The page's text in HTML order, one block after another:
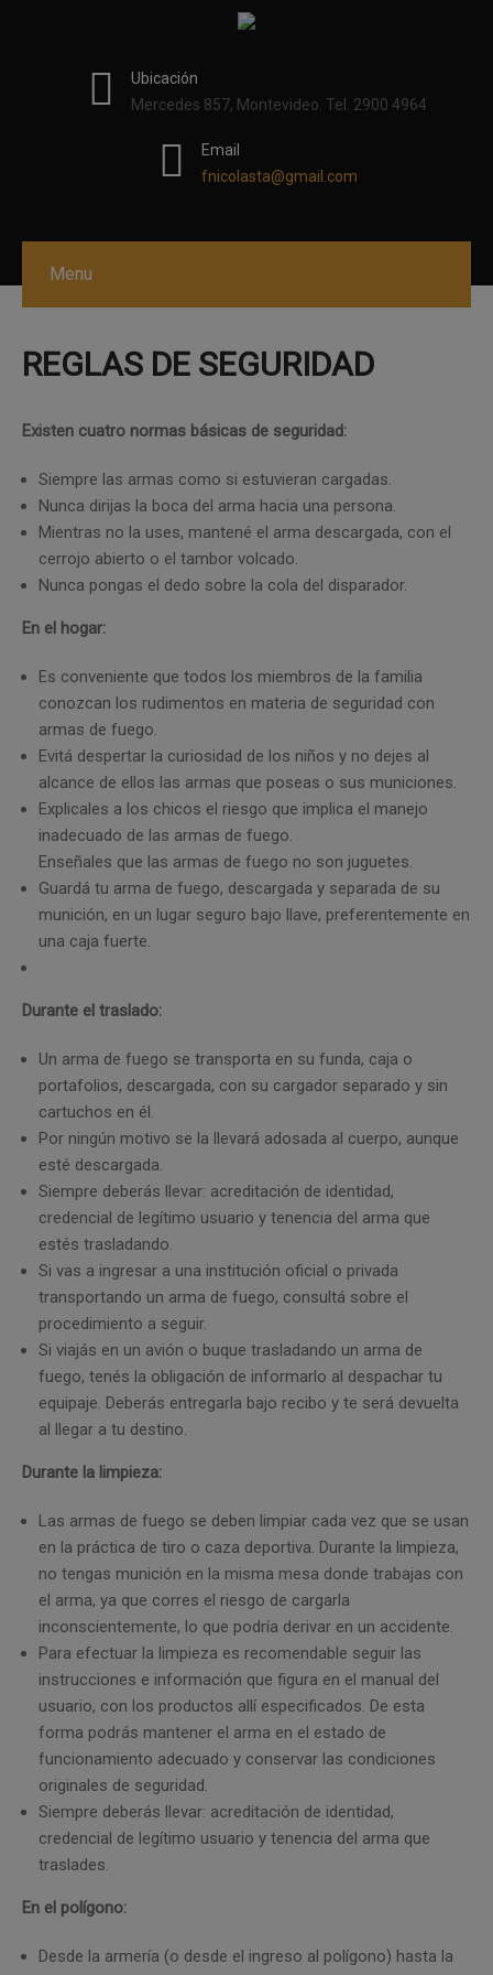
Ubicación
Mercedes 857, Montevideo. Tel. 2900 4964
Email
fnicolasta@gmail.com
Menu
REGLAS DE SEGURIDAD
Existen cuatro normas básicas de seguridad:
Siempre las armas como si estuvieran cargadas.
Nunca dirijas la boca del arma hacia una persona.
Mientras no la uses, mantené el arma descargada, con el
cerrojo abierto o el tambor volcado.
Nunca pongas el dedo sobre la cola del disparador.
En el hogar:
Es conveniente que todos los miembros de la familia
conozcan los rudimentos en materia de seguridad con
armas de fuego.
Evitá despertar la curiosidad de los niños y no dejes al
alcance de ellos las armas que poseas o sus municiones.
Explicales a los chicos el riesgo que implica el manejo
inadecuado de las armas de fuego.
Enseñales que las armas de fuego no son juguetes.
Guardá tu arma de fuego, descargada y separada de su
munición, en un lugar seguro bajo llave, preferentemente en
una caja fuerte.
Durante el traslado:
Un arma de fuego se transporta en su funda, caja o
portafolios, descargada, con su cargador separado y sin
cartuchos en él.
Por ningún motivo se la llevará adosada al cuerpo, aunque
esté descargada.
Siempre deberás llevar: acreditación de identidad,
credencial de legítimo usuario y tenencia del arma que
estés trasladando.
Si vas a ingresar a una institución oficial o privada
transportando un arma de fuego, consultá sobre el
procedimiento a seguir.
Si viajás en un avión o buque trasladando un arma de
fuego, tenés la obligación de informarlo al despachar tu
equipaje. Deberás entregarla bajo recibo y te será devuelta
al llegar a tu destino.
Durante la limpieza:
Las armas de fuego se deben limpiar cada vez que se usan
en la práctica de tiro o caza deportiva. Durante la limpieza,
no tengas munición en la misma mesa donde trabajas con
el arma, ya que corres el riesgo de cargarla
inconscientemente, lo que podría derivar en un accidente.
Para efectuar la limpieza es recomendable seguir las
instrucciones e información que figura en el manual del
usuario, con los productos allí especificados. De esta
forma podrás mantener el arma en el estado de
funcionamiento adecuado y conservar las condiciones
originales de seguridad.
Siempre deberás llevar: acreditación de identidad,
credencial de legítimo usuario y tenencia del arma que
traslades.
En el polígono:
Desde la armería (o desde el ingreso al polígono) hasta la
modal-check